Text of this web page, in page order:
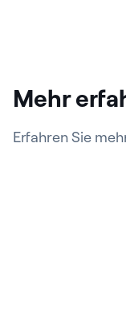
Mehr
Erfahren Sie